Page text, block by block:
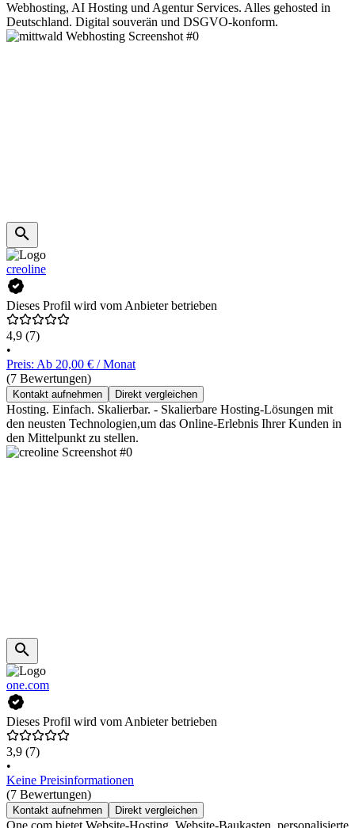
Webhosting, AI Hosting und Agentur Services. Alles gehosted in
Deutschland. Digital souverän und DSGVO-konform.
creoline
Dieses Profil wird vom Anbieter betrieben
4,9 (7)
•
Preis: Ab 20,00 € / Monat
(7 Bewertungen)
Kontakt aufnehmen Direkt vergleichen
Hosting. Einfach. Skalierbar. - Skalierbare Hosting-Lösungen mit
den neusten Technologien,um das Online-Erlebnis Ihrer Kunden in
den Mittelpunkt zu stellen.
one.com
Dieses Profil wird vom Anbieter betrieben
3,9 (7)
•
Keine Preisinformationen
(7 Bewertungen)
Kontakt aufnehmen Direkt vergleichen